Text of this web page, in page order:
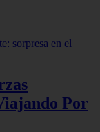
Por